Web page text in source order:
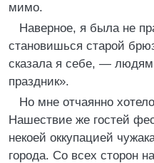
мимо.
Наверное, я была не
становишься старой
сказала я себе, —
праздник».
Но мне отчаянно
Нашествие же гостей
некоей оккупацией
города. Со всех сторон